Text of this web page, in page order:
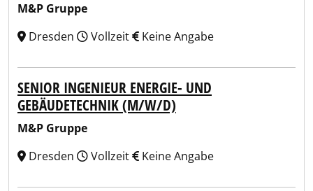
M&P Gruppe
Dresden
Vollzeit Keine Angabe
SENIOR INGENIEUR ENERGIE- UND
GEBÄUDETECHNIK (M/W/D)
M&P Gruppe
Dresden
Vollzeit Keine Angabe